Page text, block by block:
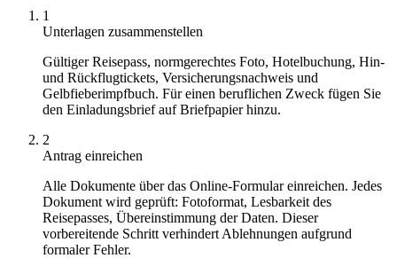
1
Unterlagen zusammenstellen
Gültiger Reisepass, normgerechtes Foto, Hotelbuchung, Hin-
und Rückflugtickets, Versicherungsnachweis und
Gelbfieberimpfbuch. Für einen beruflichen Zweck fügen Sie
den Einladungsbrief auf Briefpapier hinzu.
2
Antrag einreichen
Alle Dokumente über das Online-Formular einreichen. Jedes
Dokument wird geprüft: Fotoformat, Lesbarkeit des
Reisepasses, Übereinstimmung der Daten. Dieser
vorbereitende Schritt verhindert Ablehnungen aufgrund
formaler Fehler.